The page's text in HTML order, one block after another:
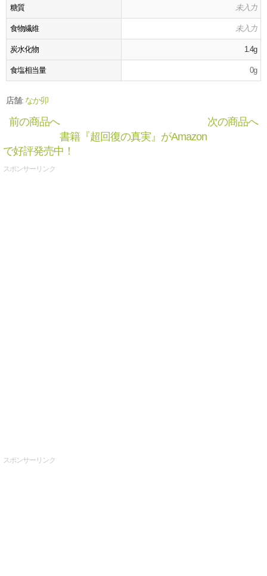
糖質 未入力
食物繊維 未入力
炭水化物 1.4g
食塩相当量 0g
店舗: なか卯
前の商品へ
次の商品へ
書籍『超回復の真実』がAmazon
で好評発売中！
スポンサーリンク
スポンサーリンク